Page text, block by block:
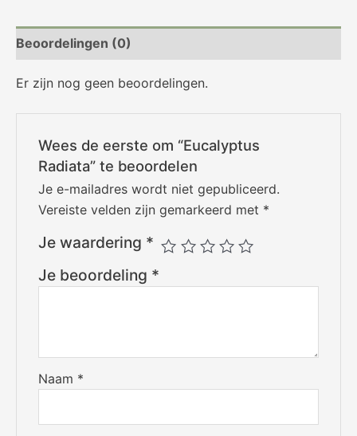
Beoordelingen (0)
Er zijn nog geen beoordelingen.
Wees de eerste om “Eucalyptus
Radiata” te beoordelen
Je e-mailadres wordt niet gepubliceerd.
Vereiste velden zijn gemarkeerd met *
Je waardering *
Je beoordeling *
Naam *